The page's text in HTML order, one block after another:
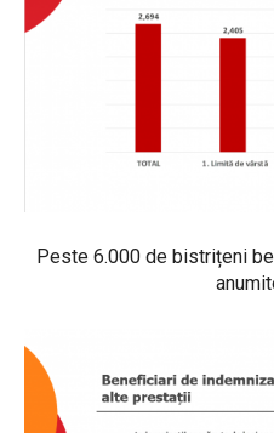
Peste 6.000 de bistrițeni